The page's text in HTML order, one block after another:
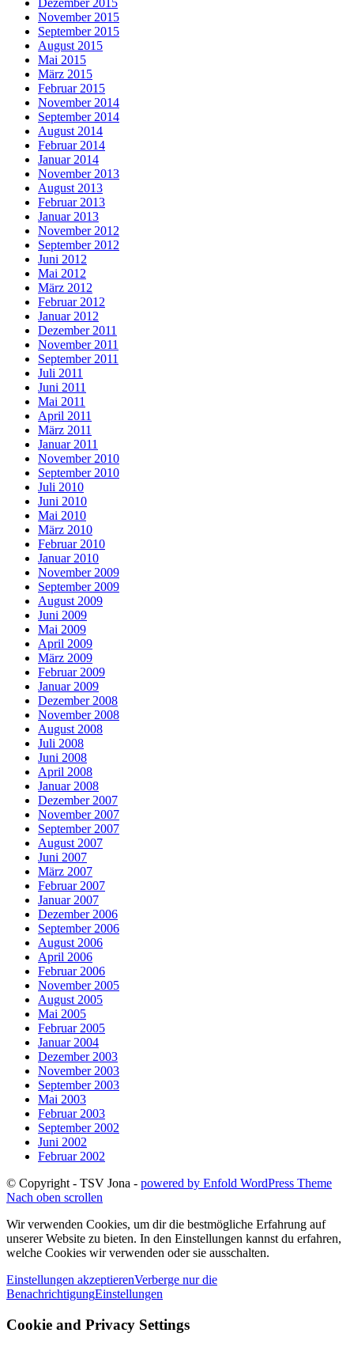
November 2015
September 2015
August 2015
Mai 2015
März 2015
Februar 2015
November 2014
September 2014
August 2014
Februar 2014
Januar 2014
November 2013
August 2013
Februar 2013
Januar 2013
November 2012
September 2012
Juni 2012
Mai 2012
März 2012
Februar 2012
Januar 2012
Dezember 2011
November 2011
September 2011
Juli 2011
Juni 2011
Mai 2011
April 2011
März 2011
Januar 2011
November 2010
September 2010
Juli 2010
Juni 2010
Mai 2010
März 2010
Februar 2010
Januar 2010
November 2009
September 2009
August 2009
Juni 2009
Mai 2009
April 2009
März 2009
Februar 2009
Januar 2009
Dezember 2008
November 2008
August 2008
Juli 2008
Juni 2008
April 2008
Januar 2008
Dezember 2007
November 2007
September 2007
August 2007
Juni 2007
März 2007
Februar 2007
Januar 2007
Dezember 2006
September 2006
August 2006
April 2006
Februar 2006
November 2005
August 2005
Mai 2005
Februar 2005
Januar 2004
Dezember 2003
November 2003
September 2003
Mai 2003
Februar 2003
September 2002
Juni 2002
Februar 2002
© Copyright - TSV Jona - powered by Enfold WordPress Theme
Nach oben scrollen
Wir verwenden Cookies, um dir die bestmögliche Erfahrung auf
unserer Website zu bieten. In den Einstellungen kannst du erfahren,
welche Cookies wir verwenden oder sie ausschalten.
Einstellungen akzeptierenVerberge nur die
BenachrichtigungEinstellungen
Cookie and Privacy Settings